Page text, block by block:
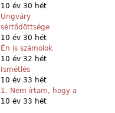
10 év 30 hét
Ungváry
sértődöttsége
10 év 30 hét
Én is számolok
10 év 32 hét
Ismétlés
10 év 33 hét
1. Nem írtam, hogy a
10 év 33 hét